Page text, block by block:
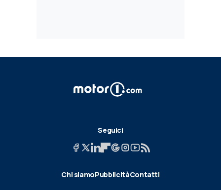
Seguici
Chi siamoPubblicitàContatti